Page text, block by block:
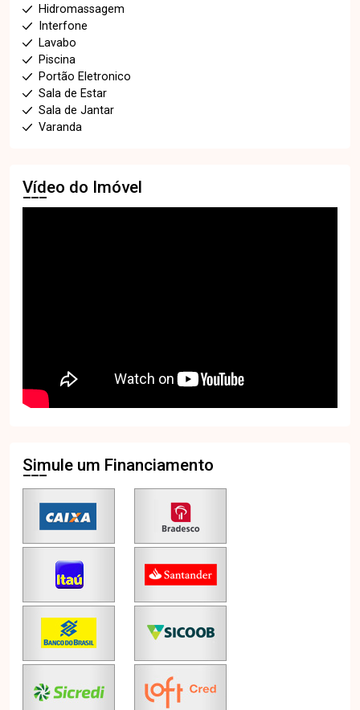
Hidromassagem
Interfone
Lavabo
Piscina
Portão Eletronico
Sala de Estar
Sala de Jantar
Varanda
Vídeo do Imóvel
Simule um Financiamento